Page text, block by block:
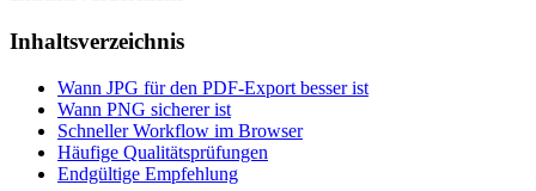
Inhaltsverzeichnis
Wann JPG für den PDF-Export besser ist
Wann PNG sicherer ist
Schneller Workflow im Browser
Häufige Qualitätsprüfungen
Endgültige Empfehlung